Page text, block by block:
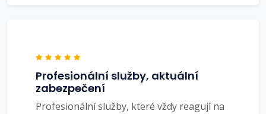
Profesionální služby, aktuální
zabezpečení
Profesionální služby, které vždy reagují na